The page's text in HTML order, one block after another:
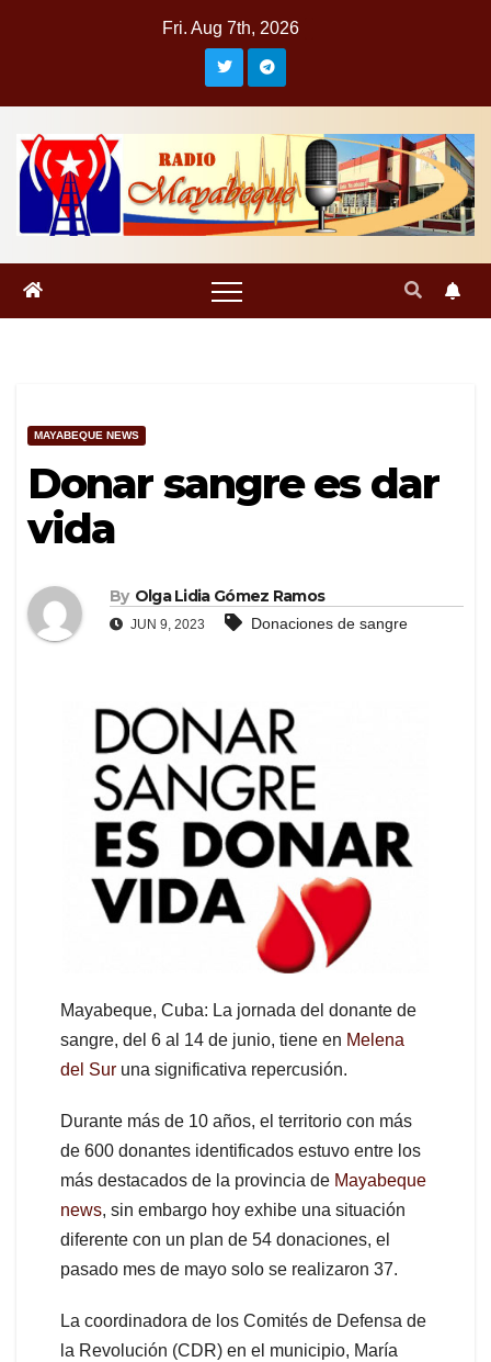
Fri. Aug 7th, 2026
MAYABEQUE NEWS
Donar sangre es dar
vida
By Olga Lidia Gómez Ramos
JUN 9, 2023 Donaciones de sangre
Mayabeque, Cuba: La jornada del donante de
sangre, del 6 al 14 de junio, tiene en Melena
del Sur una significativa repercusión.
Durante más de 10 años, el territorio con más
de 600 donantes identificados estuvo entre los
más destacados de la provincia de Mayabeque
news, sin embargo hoy exhibe una situación
diferente con un plan de 54 donaciones, el
pasado mes de mayo solo se realizaron 37.
La coordinadora de los Comités de Defensa de
la Revolución (CDR) en el municipio, María